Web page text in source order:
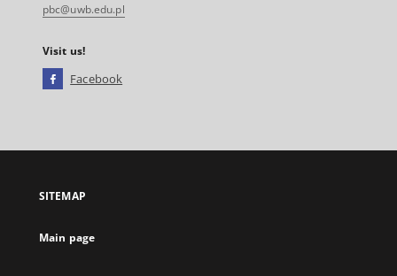
pbc@uwb.edu.pl
Visit us!
Facebook
open
new
SITEMAP
Main page